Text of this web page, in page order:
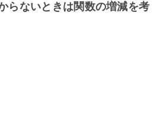
らないときは関数の増減を考